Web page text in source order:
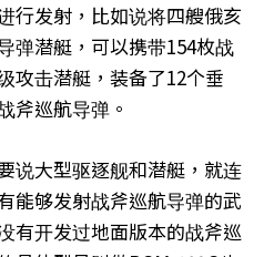
行发射，比如说将四艘俄亥
弹潜艇，可以携带154枚战
攻击潜艇，装备了12个垂
斧巡航导弹。
说大型驱逐舰和潜艇，就连
能够发射战斧巡航导弹的武
有开发过地面版本的战斧巡